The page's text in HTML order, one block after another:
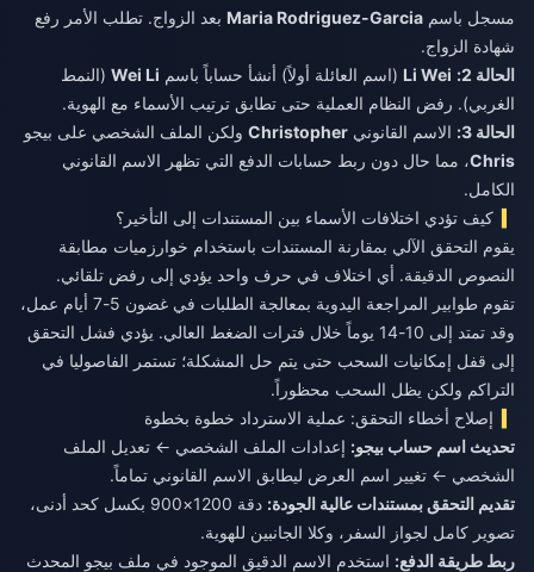
مسجل باسم Maria Rodriguez-Garcia بعد الزواج. تطلب الأمر رفع
شهادة الزواج.
الحالة 2:
Li Wei (اسم العائلة أولاً) أنشأ حساباً باسم Wei Li (النمط
الغربي). رفض النظام العملية حتى تطابق ترتيب الأسماء مع الهوية.
الحالة 3:
الاسم القانوني Christopher ولكن الملف الشخصي على بيجو
Chris، مما حال دون ربط حسابات الدفع التي تظهر الاسم القانوني
الكامل.
كيف تؤدي اختلافات الأسماء بين المستندات إلى التأخير؟
يقوم التحقق الآلي بمقارنة المستندات باستخدام خوارزميات مطابقة
النصوص الدقيقة. أي اختلاف في حرف واحد يؤدي إلى رفض تلقائي.
تقوم طوابير المراجعة اليدوية بمعالجة الطلبات في غضون 5-7 أيام عمل،
وقد تمتد إلى 10-14 يوماً خلال فترات الضغط العالي. يؤدي فشل التحقق
إلى قفل إمكانيات السحب حتى يتم حل المشكلة؛ تستمر الفاصوليا في
التراكم ولكن يظل السحب محظوراً.
إصلاح أخطاء التحقق: عملية الاسترداد خطوة بخطوة
تحديث اسم حساب بيجو: إعدادات الملف الشخصي ← تعديل الملف
الشخصي ← تغيير اسم العرض ليطابق الاسم القانوني تماماً.
تقديم التحقق بمستندات عالية الجودة:
دقة 1200×900 بكسل كحد أدنى،
تصوير كامل لجواز السفر، وكلا الجانبين للهوية.
ربط طريقة الدفع: استخدم الاسم الدقيق الموجود في ملف بيجو المحدث